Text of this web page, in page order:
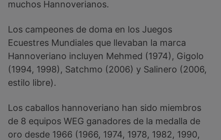
muchos Hannoverianos.
Los campeones de doma en los Juegos
Ecuestres Mundiales que llevaban la marca
Hannoveriano incluyen Mehmed (1974), Gigolo
(1994, 1998), Satchmo (2006) y Salinero (2006,
estilo libre).
Los caballos hannoveriano han sido miembros
de 8 equipos WEG ganadores de la medalla de
oro desde 1966 (1966, 1974, 1978, 1982, 1990,